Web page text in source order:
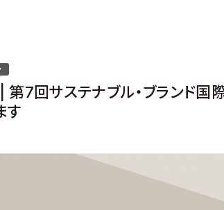
第7回サステナブル・ブランド
す